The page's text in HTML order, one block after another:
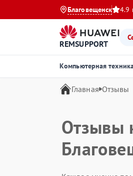
Благовещенск 4.9
REMSUPPORT
Компьютерная
Главная Отзывы
Отзывы